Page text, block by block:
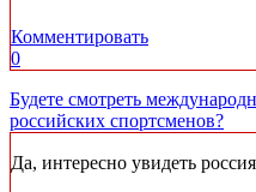
Комментировать
0
Будете смотреть
российских спортсменов?
Да, интересно увидеть